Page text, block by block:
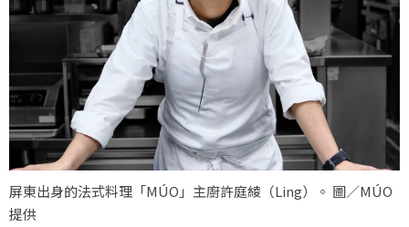
屏東出身的法式料理「MÚO」主廚許庭綾（Ling）。 圖／MÚO
提供